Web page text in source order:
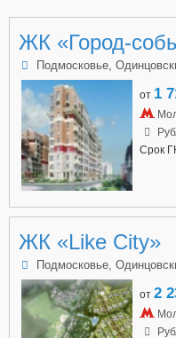
ЖК «Город-
Подмосковье,
от 1
Срок
ЖК «Like City»
Подмосковье,
от 2